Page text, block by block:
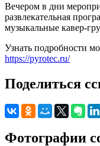
Вечером в дни
развлекательная
музыкальные кавер-
Узнать подробности
https://pyrotec.ru/
Поделиться
Фотографии